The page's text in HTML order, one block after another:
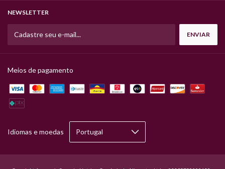
NEWSLETTER
Meios de pagamento
Idiomas e moedas